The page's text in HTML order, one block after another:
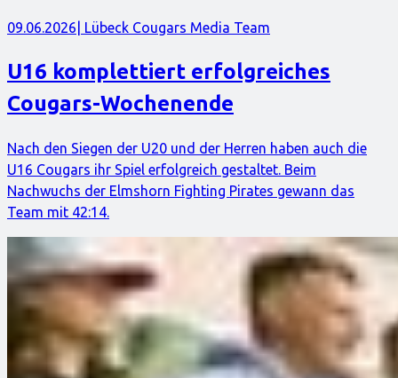
09.06.2026 | Lübeck Cougars Media Team
U16 komplettiert erfolgreiches
Cougars-Wochenende
Nach den Siegen der U20 und der Herren haben auch die
U16 Cougars ihr Spiel erfolgreich gestaltet. Beim
Nachwuchs der Elmshorn Fighting Pirates gewann das
Team mit 42:14.